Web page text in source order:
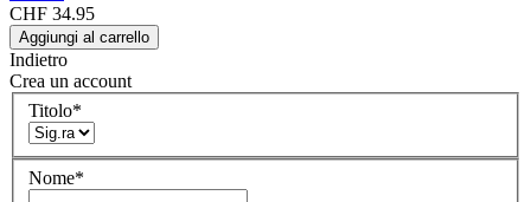
CHF 34.95
Aggiungi al carrello
Indietro
Crea un account
Titolo*
Nome*